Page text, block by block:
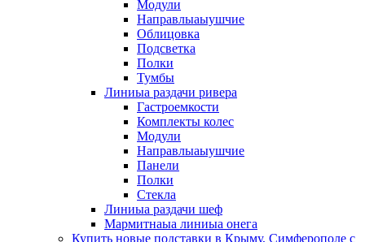
Модули
Направлыаыушчие
Облицовка
Подсветка
Полки
Тумбы
Линиыа раздачи ривера
Гастроемкости
Комплекты колес
Модули
Направлыаыушчие
Панели
Полки
Стекла
Линиыа раздачи шеф
Мармитнаыа линиыа онега
Купить новые подставки в Крыму, Симферополе с